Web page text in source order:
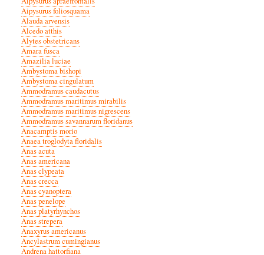
Aipysurus foliosquama
Alauda arvensis
Alcedo atthis
Alytes obstetricans
Amara fusca
Amazilia luciae
Ambystoma bishopi
Ambystoma cingulatum
Ammodramus caudacutus
Ammodramus maritimus mirabilis
Ammodramus maritimus nigrescens
Ammodramus savannarum floridanus
Anacamptis morio
Anaea troglodyta floridalis
Anas acuta
Anas americana
Anas clypeata
Anas crecca
Anas cyanoptera
Anas penelope
Anas platyrhynchos
Anas strepera
Anaxyrus americanus
Ancylastrum cumingianus
Andrena hattorfiana